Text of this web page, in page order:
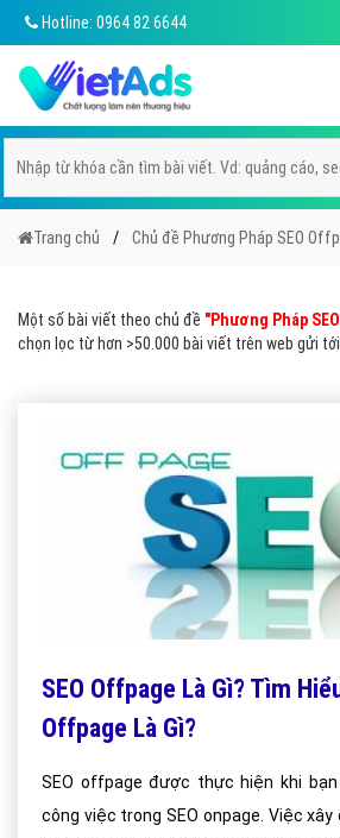
Hotline: 0964 82 6644
Trang chủ Chủ đề Phương Pháp SEO
Một số bài viết theo chủ đề "Phương Pháp
chọn lọc từ hơn >50.000 bài viết trên web gửi tới
SEO Offpage Là Gì? Tìm
Offpage Là Gì?
SEO offpage được thực hiện khi
công việc trong SEO onpage. Việc